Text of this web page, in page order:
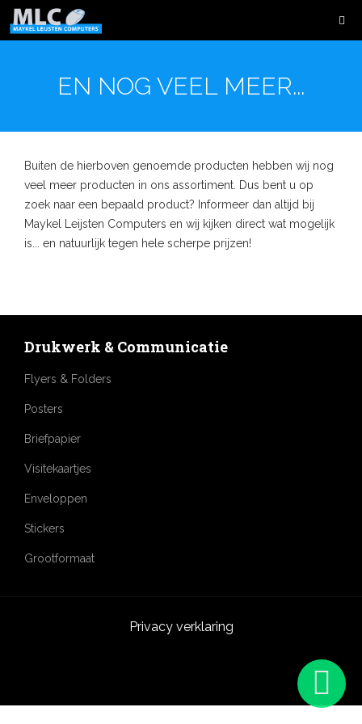
EN NOG VEEL MEER...
Buiten de hierboven genoemde producten hebben wij nog
veel meer producten in ons assortiment. Dus bent u op
zoek naar een bepaald product? Informeer dan altijd bij
Maykel Leijsten Computers en wij kijken direct wat mogelijk
is... en natuurlijk tegen hele scherpe prijzen!
Drukwerk & Communicatie
Flyers & Folders
Posters
Briefpapier
Visitekaartjes
Enveloppen
Stickers
Grootformaat
Privacy verklaring